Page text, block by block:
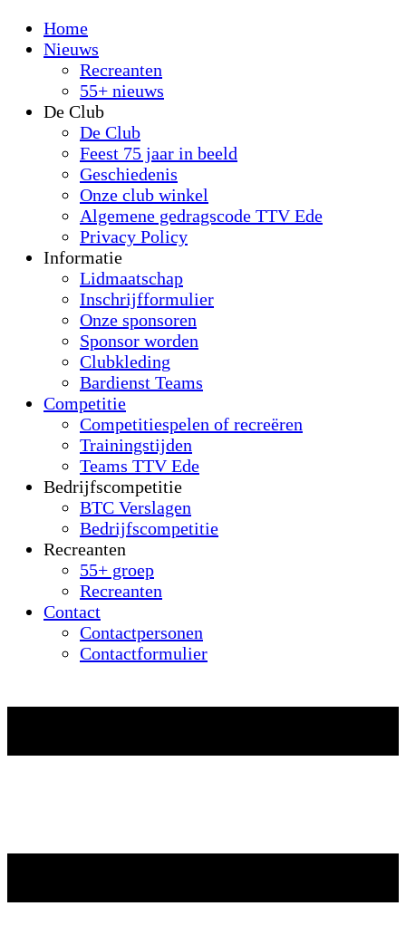
Home
Nieuws
Recreanten
55+ nieuws
De Club
De Club
Feest 75 jaar in beeld
Geschiedenis
Onze club winkel
Algemene gedragscode TTV Ede
Privacy Policy
Informatie
Lidmaatschap
Inschrijfformulier
Onze sponsoren
Sponsor worden
Clubkleding
Bardienst Teams
Competitie
Competitiespelen of recreëren
Trainingstijden
Teams TTV Ede
Bedrijfscompetitie
BTC Verslagen
Bedrijfscompetitie
Recreanten
55+ groep
Recreanten
Contact
Contactpersonen
Contactformulier